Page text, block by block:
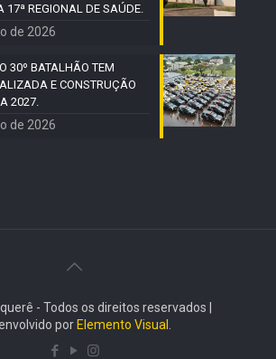
17ª REGIONAL DE SAÚDE.
de 2026
30º BATALHÃO TEM
E CONSTRUÇÃO
2027.
de 2026
- Todos os direitos reservados |
por Elemento Visual